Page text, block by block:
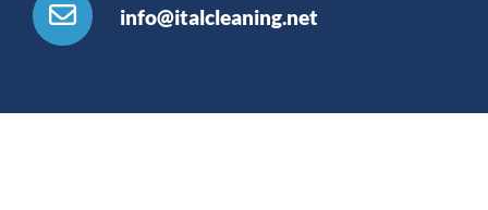
info@italcleaning.net